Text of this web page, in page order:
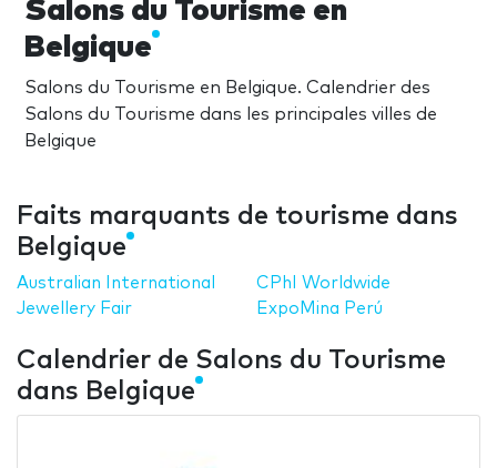
Salons du Tourisme en
Belgique
Salons du Tourisme en Belgique. Calendrier des
Salons du Tourisme dans les principales villes de
Belgique
Faits marquants de tourisme dans
Belgique
Australian International
Jewellery Fair
CPhI Worldwide
ExpoMina Perú
Calendrier de Salons du Tourisme
dans Belgique